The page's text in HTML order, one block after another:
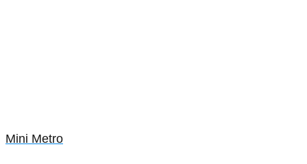
Mini Metro